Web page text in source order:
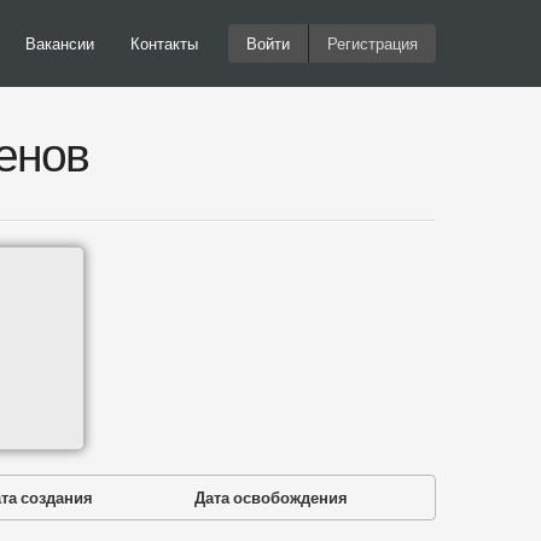
Вакансии Контакты Войти Регистрация
создания Дата освобождения